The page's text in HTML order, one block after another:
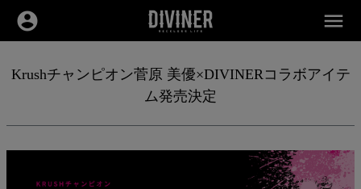
account_circle menu
Krushチャンピオン菅原 美優×DIVINERコラボアイテ
ム発売決定